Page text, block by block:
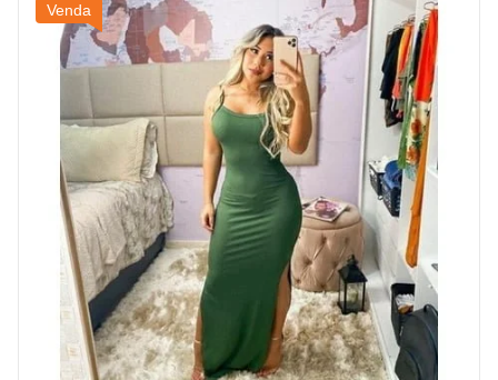
Venda